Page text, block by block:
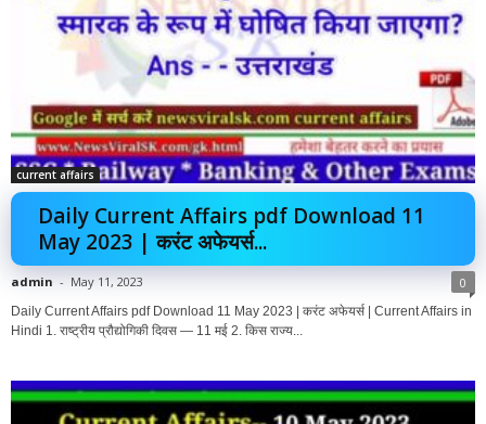
current affairs
Daily Current Affairs pdf Download 11
May 2023 | करंट अफेयर्स...
admin - May 11, 2023 0
Daily Current Affairs pdf Download 11 May 2023 | करंट अफेयर्स | Current Affairs in
Hindi 1. राष्ट्रीय प्रौद्योगिकी दिवस — 11 मई 2. किस राज्य...